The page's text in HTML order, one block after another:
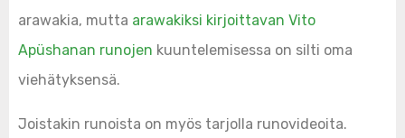
arawakia, mutta arawakiksi kirjoittavan Vito
Apüshanan runojen kuuntelemisessa on silti oma
viehätyksensä.
Joistakin runoista on myös tarjolla runovideoita.